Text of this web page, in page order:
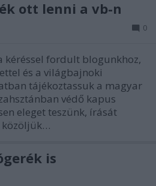
ott lenni a vb-n
0
kéréssel fordult blogunkhoz,
és a világbajnoki
tájékoztassuk a magyar
védő kapus
eleget teszünk, írását
is